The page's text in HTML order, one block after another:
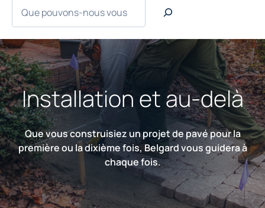
Installation et au-delà
Que vous construisiez un projet de pavé pour la
première ou la dixième fois, Belgard vous guidera à
chaque fois.